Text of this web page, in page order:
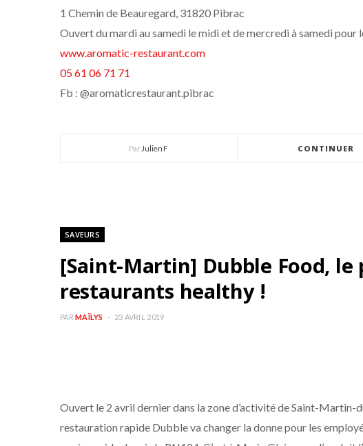
1 Chemin de Beauregard, 31820 Pibrac
Ouvert du mardi au samedi le midi et de mercredi à samedi pour
www.aromatic-restaurant.com
05 61 06 71 71
Fb : @aromaticrestaurant.pibrac
ParJulien F CONTINUER
SAVEURS
[Saint-Martin] Dubble Food,
restaurants healthy !
PAR MAÏLYS 23 AVRIL 2019
Ouvert le 2 avril dernier dans la zone d’activité de Saint-Martin-
restauration rapide Dubble va changer la donne pour les